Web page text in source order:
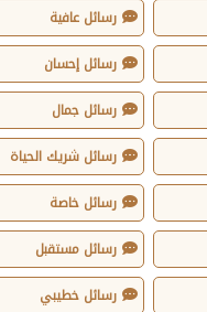
رسائل عافية
رسائل إحسان
رسائل جمال
رسائل شريك الحياة
رسائل خاصة
رسائل مستقبل
رسائل خطيبي